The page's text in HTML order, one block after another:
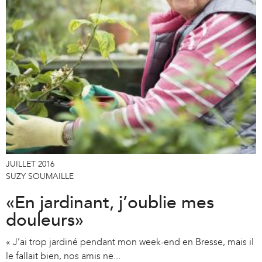
JUILLET 2016
SUZY SOUMAILLE
«En jardinant, j’oublie mes
douleurs»
« J’ai trop jardiné pendant mon week-end en Bresse, mais il
le fallait bien, nos amis ne...